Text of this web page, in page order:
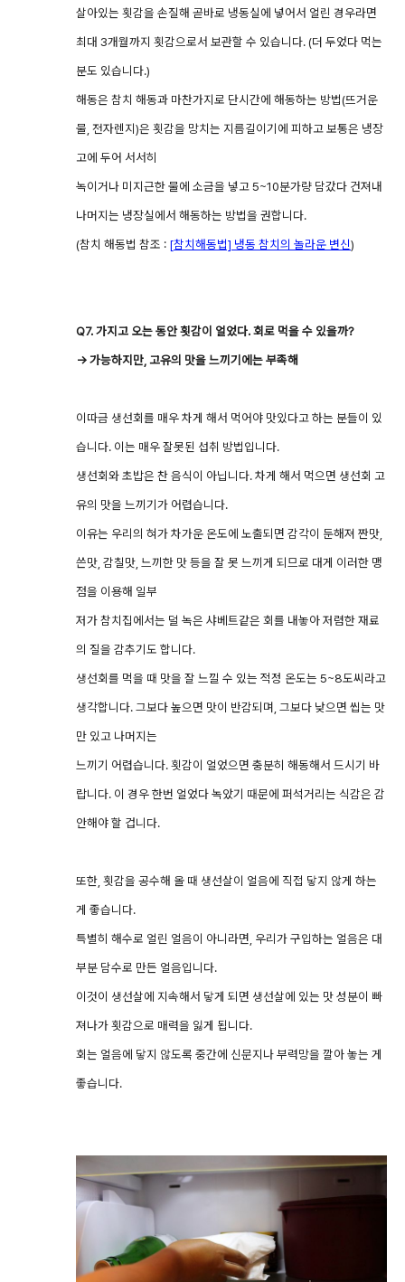
살아있는 횟감을 손질해 곧바로 냉동실에 넣어서 얼린 경우라면
최대 3개월까지 횟감으로서 보관할 수 있습니다. (더 두었다 먹는
분도 있습니다.)
해동은 참치 해동과 마찬가지로 단시간에 해동하는 방법(뜨거운
물, 전자렌지)은 횟감을 망치는 지름길이기에 피하고 보통은 냉장
고에 두어 서서히
녹이거나 미지근한 물에 소금을 넣고 5~10분가량 담갔다 건져내
나머지는 냉장실에서 해동하는 방법을 권합니다.
(참치 해동법 참조 : [참치해동법] 냉동 참치의 놀라운 변신)
Q7. 가지고 오는 동안 횟감이 얼었다. 회로 먹을 수 있을까?
→ 가능하지만, 고유의 맛을 느끼기에는 부족해
이따금 생선회를 매우 차게 해서 먹어야 맛있다고 하는 분들이 있
습니다. 이는 매우 잘못된 섭취 방법입니다.
생선회와 초밥은 찬 음식이 아닙니다. 차게 해서 먹으면 생선회 고
유의 맛을 느끼기가 어렵습니다.
이유는 우리의 혀가 차가운 온도에 노출되면 감각이 둔해져 짠맛,
쓴맛, 감칠맛, 느끼한 맛 등을 잘 못 느끼게 되므로 대게 이러한 맹
점을 이용해 일부
저가 참치집에서는 덜 녹은 샤베트같은 회를 내놓아 저렴한 재료
의 질을 감추기도 합니다.
생선회를 먹을 때 맛을 잘 느낄 수 있는 적정 온도는 5~8도씨라고
생각합니다. 그보다 높으면 맛이 반감되며, 그보다 낮으면 씹는 맛
만 있고 나머지는
느끼기 어렵습니다. 횟감이 얼었으면 충분히 해동해서 드시기 바
랍니다. 이 경우 한번 얼었다 녹았기 때문에 퍼석거리는 식감은 감
안해야 할 겁니다.
또한, 횟감을 공수해 올 때 생선살이 얼음에 직접 닿지 않게 하는
게 좋습니다.
특별히 해수로 얼린 얼음이 아니라면, 우리가 구입하는 얼음은 대
부분 담수로 만든 얼음입니다.
이것이 생선살에 지속해서 닿게 되면 생선살에 있는 맛 성분이 빠
져나가 횟감으로 매력을 잃게 됩니다.
회는 얼음에 닿지 않도록 중간에 신문지나 부력망을 깔아 놓는 게
좋습니다.